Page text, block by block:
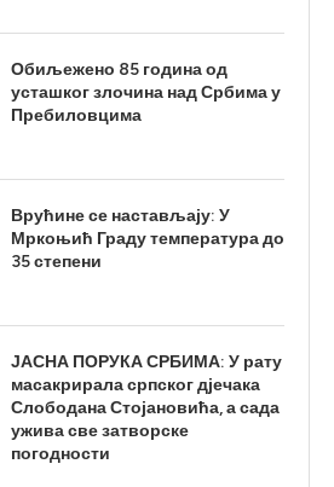
Обиљежено 85 година од
усташког злочина над Србима у
Пребиловцима
Врућине се настављају: У
Мркоњић Граду температура до
35 степени
ЈАСНА ПОРУКА СРБИМА: У рату
масакрирала српског дјечака
Слободана Стојановића, а сада
ужива све затворске
погодности